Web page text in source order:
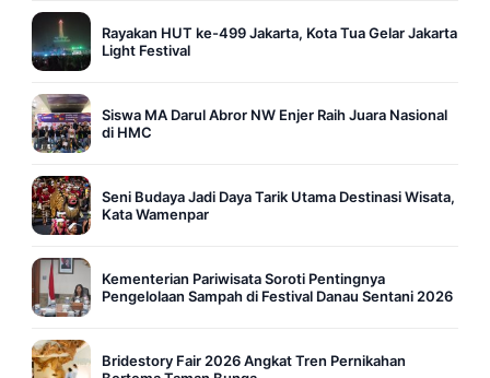
Rayakan HUT ke-499 Jakarta, Kota Tua Gelar Jakarta
Light Festival
Siswa MA Darul Abror NW Enjer Raih Juara Nasional
di HMC
Seni Budaya Jadi Daya Tarik Utama Destinasi Wisata,
Kata Wamenpar
Kementerian Pariwisata Soroti Pentingnya
Pengelolaan Sampah di Festival Danau Sentani 2026
Bridestory Fair 2026 Angkat Tren Pernikahan